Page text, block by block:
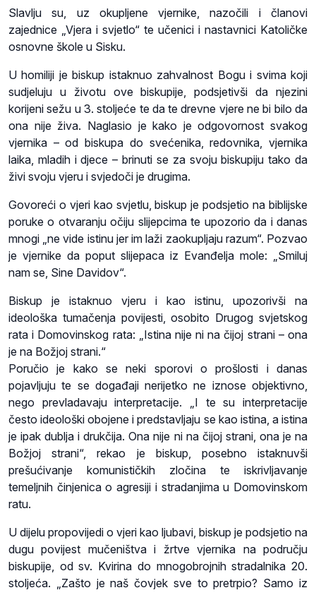
Slavlju su, uz okupljene vjernike, nazočili i članovi
zajednice „Vjera i svjetlo“ te učenici i nastavnici Katoličke
osnovne škole u Sisku.
U homiliji je biskup istaknuo zahvalnost Bogu i svima koji
sudjeluju u životu ove biskupije, podsjetivši da njezini
korijeni sežu u 3. stoljeće te da te drevne vjere ne bi bilo da
ona nije živa. Naglasio je kako je odgovornost svakog
vjernika – od biskupa do svećenika, redovnika, vjernika
laika, mladih i djece – brinuti se za svoju biskupiju tako da
živi svoju vjeru i svjedoči je drugima.
Govoreći o vjeri kao svjetlu, biskup je podsjetio na biblijske
poruke o otvaranju očiju slijepcima te upozorio da i danas
mnogi „ne vide istinu jer im laži zaokupljaju razum“. Pozvao
je vjernike da poput slijepaca iz Evanđelja mole: „Smiluj
nam se, Sine Davidov“.
Biskup je istaknuo vjeru i kao istinu, upozorivši na
ideološka tumačenja povijesti, osobito Drugog svjetskog
rata i Domovinskog rata: „Istina nije ni na čijoj strani – ona
je na Božjoj strani.“
Poručio je kako se neki sporovi o prošlosti i danas
pojavljuju te se događaji nerijetko ne iznose objektivno,
nego prevladavaju interpretacije. „I te su interpretacije
često ideološki obojene i predstavljaju se kao istina, a istina
je ipak dublja i drukčija. Ona nije ni na čijoj strani, ona je na
Božjoj strani“, rekao je biskup, posebno istaknuvši
prešućivanje komunističkih zločina te iskrivljavanje
temeljnih činjenica o agresiji i stradanjima u Domovinskom
ratu.
U dijelu propovijedi o vjeri kao ljubavi, biskup je podsjetio na
dugu povijest mučeništva i žrtve vjernika na području
biskupije, od sv. Kvirina do mnogobrojnih stradalnika 20.
stoljeća. „Zašto je naš čovjek sve to pretrpio? Samo iz